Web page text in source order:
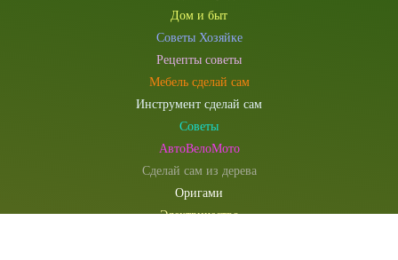
Дом и быт
Советы Хозяйке
Рецепты советы
Мебель сделай сам
Инструмент сделай сам
Советы
АвтоВелоМото
Сделай сам из дерева
Оригами
Электричество